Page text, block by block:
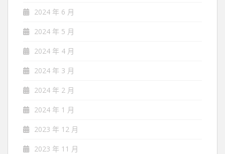
2024 年 6 月
2024 年 5 月
2024 年 4 月
2024 年 3 月
2024 年 2 月
2024 年 1 月
2023 年 12 月
2023 年 11 月